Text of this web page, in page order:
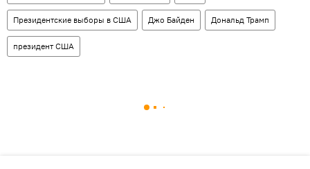
Президентские выборы в США Джо Байден Дональд Трамп
президент США